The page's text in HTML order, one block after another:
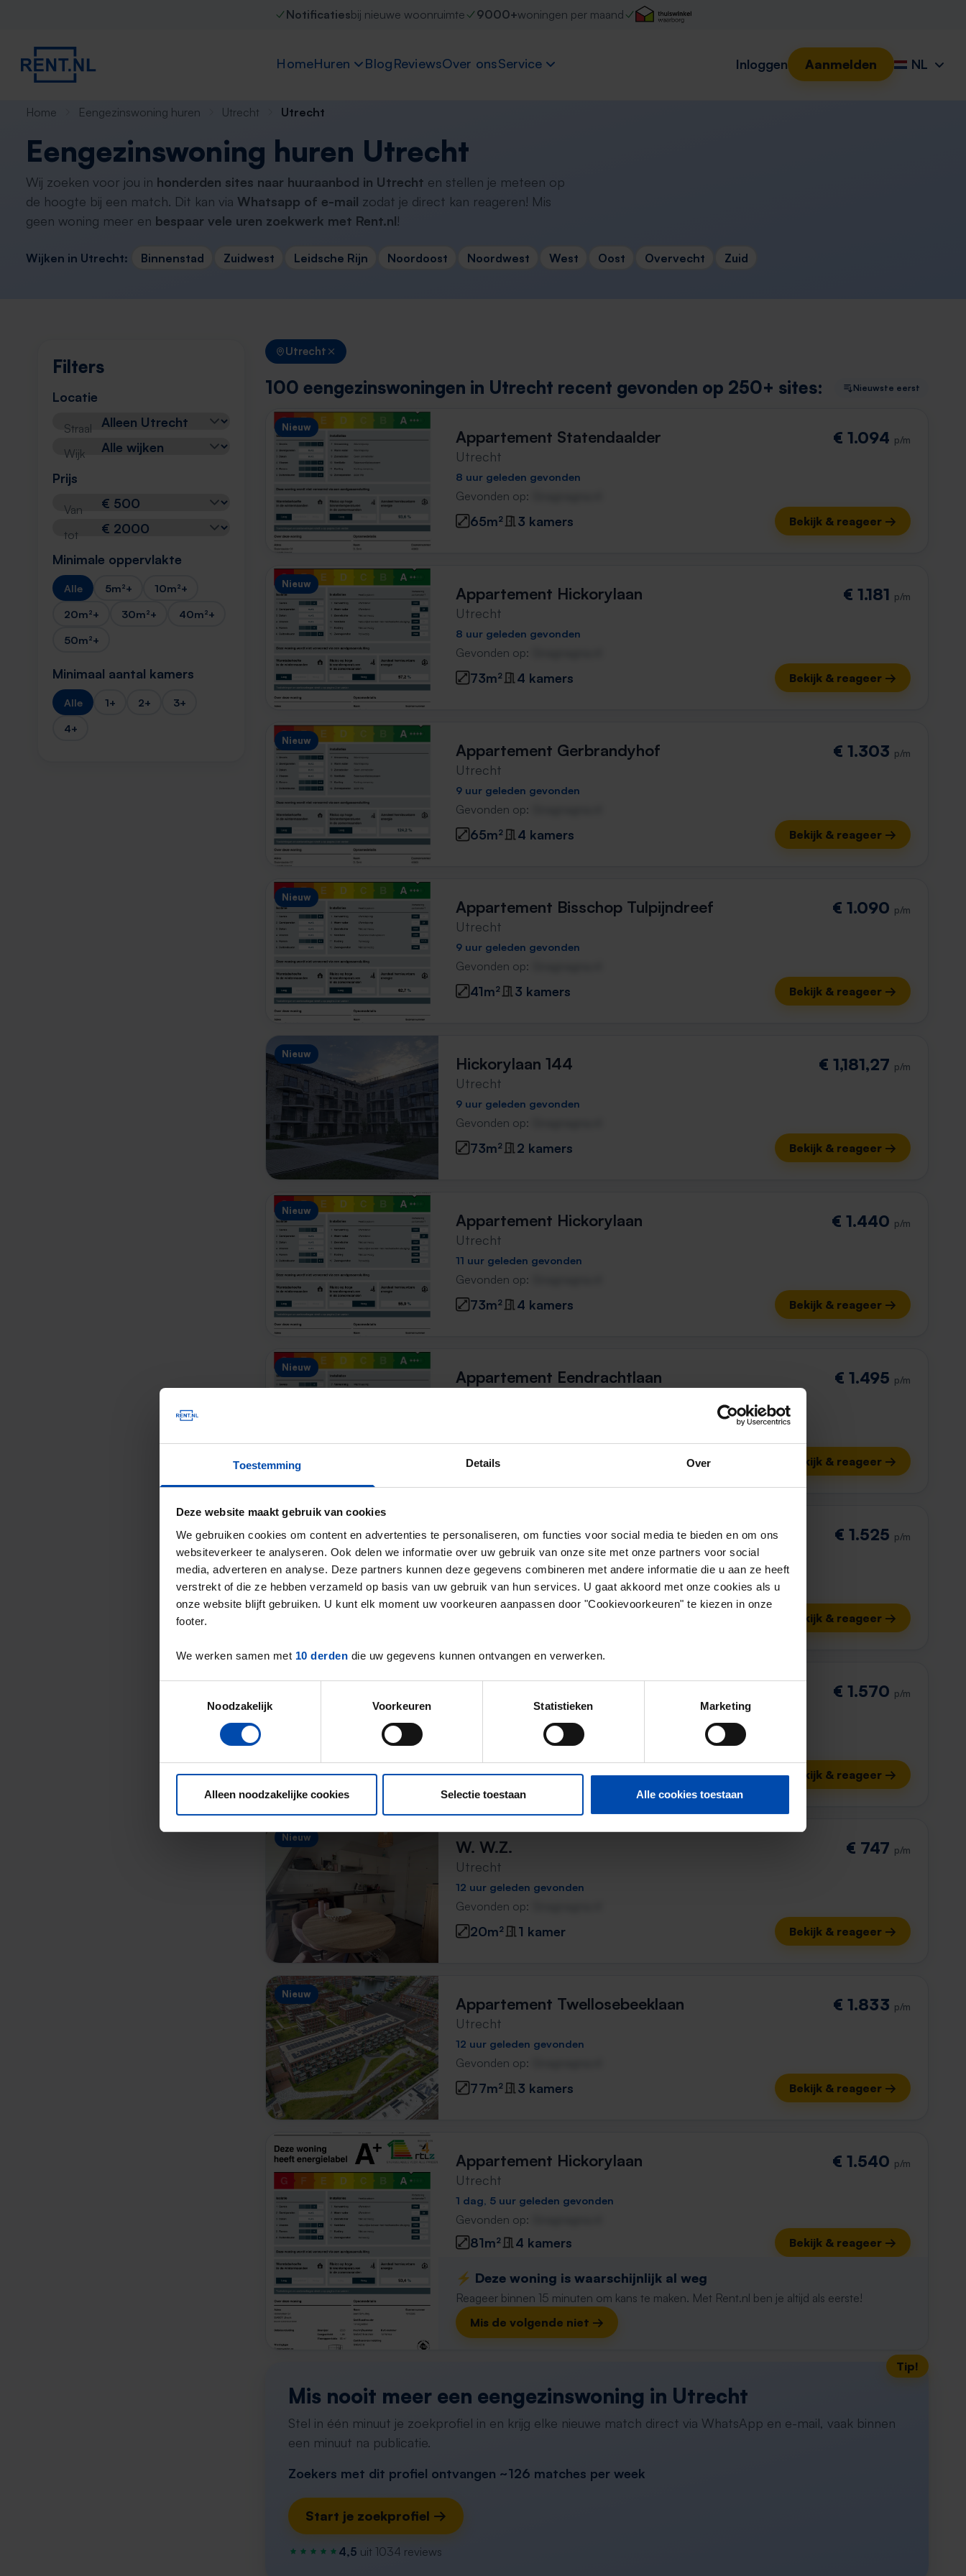
Toestemming Details Over
Deze website maakt gebruik van cookies
We gebruiken cookies om content en advertenties te personaliseren, om functies voor social media te bieden en om ons
websiteverkeer te analyseren. Ook delen we informatie over uw gebruik van onze site met onze partners voor social
media, adverteren en analyse. Deze partners kunnen deze gegevens combineren met andere informatie die u aan ze heeft
verstrekt of die ze hebben verzameld op basis van uw gebruik van hun services. U gaat akkoord met onze cookies als u
onze website blijft gebruiken. U kunt elk moment uw voorkeuren aanpassen door "Cookievoorkeuren" te kiezen in onze
footer.
We werken samen met 10 derden die uw gegevens kunnen ontvangen en verwerken.
Noodzakelijk
Voorkeuren Statistieken Marketing
Alleen noodzakelijke cookies Selectie toestaan Alle cookies toestaan
Notificatiesbij nieuwe woonruimte 9000+woningen per maand
HomeHuren BlogReviewsOver onsService Inloggen Aanmelden NL
Home Eengezinswoning huren Utrecht Utrecht
Eengezinswoning huren Utrecht
Wij zoeken voor jou in honderden sites naar huuraanbod in Utrecht en stellen je meteen op
de hoogte bij een match. Dit kan via Whatsapp of e-mail zodat je direct kan reageren! Mis
geen woning meer en bespaar vele uren zoekwerk met Rent.nl!
Wijken in Utrecht: Binnenstad Zuidwest Leidsche Rijn Noordoost Noordwest West Oost Overvecht Zuid
Filters
Locatie
Straal
Wijk
Prijs
Van
tot
Minimale oppervlakte
Alle 5m²+
10m²+
20m²+
30m²+
40m²+
50m²+
Minimaal aantal kamers
Alle 1+ 2+
3+
4+
Utrecht
100 eengezinswoningen in Utrecht recent gevonden op 250+ sites: Nieuwste eerst
Nieuw Appartement Statendaalder
Utrecht
€ 1.094 p/m
8 uur geleden gevonden
Gevonden op:
65m² 3 kamers Bekijk & reageer →
Nieuw Appartement Hickorylaan
Utrecht
€ 1.181 p/m
8 uur geleden gevonden
Gevonden op:
73m² 4 kamers Bekijk & reageer →
Nieuw Appartement Gerbrandyhof
Utrecht
€ 1.303 p/m
9 uur geleden gevonden
Gevonden op:
65m² 4 kamers Bekijk & reageer →
Nieuw Appartement Bisschop Tulpijndreef
Utrecht
€ 1.090 p/m
9 uur geleden gevonden
Gevonden op:
41m² 3 kamers Bekijk & reageer →
Nieuw Hickorylaan 144
Utrecht
€ 1,181,27 p/m
9 uur geleden gevonden
Gevonden op:
73m² 2 kamers Bekijk & reageer →
Nieuw Appartement Hickorylaan
Utrecht
€ 1.440 p/m
11 uur geleden gevonden
Gevonden op:
73m² 4 kamers Bekijk & reageer →
Nieuw Appartement Eendrachtlaan € 1.495 p/m
74m² Bekijk & reageer →
Appartement Eendrachtlaan
Utrecht
€ 1.525 p/m
11 uur geleden gevonden
Gevonden op: Gnagnagna.nl
Bekijk & reageer →
Nieuw
€ 1.570 p/m
11 uur geleden gevonden
Gnagnagna.nl
98m² 4 kamers Bekijk & reageer →
Nieuw W. W.Z.
Utrecht
€ 747 p/m
12 uur geleden gevonden
Gevonden op:
20m² 1 kamer Bekijk & reageer →
Nieuw Appartement Twellosebeeklaan
Utrecht
€ 1.833 p/m
12 uur geleden gevonden
Gevonden op:
77m² 3 kamers Bekijk & reageer →
Appartement Hickorylaan
Utrecht
€ 1.540 p/m
1 dag, 5 uur geleden gevonden
Gevonden op:
81m² 4 kamers Bekijk & reageer →
⚡️ Deze woning is waarschijnlijk al weg
Reageer binnen 15 minuten om kans te maken. Met Rent.nl ben je altijd als eerste!
Mis de volgende niet →
Tip!
Mis nooit meer een eengezinswoning in Utrecht
Stel in één minuut je zoekprofiel in en krijg elke nieuwe match direct via WhatsApp en e-mail, vaak binnen
een minuut na publicatie.
Zoekers met dit profiel ontvangen ~126 matches per week
Start je zoekprofiel →
4,5 uit 1034 reviews